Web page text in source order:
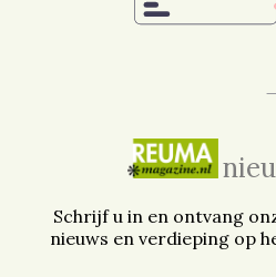
Schrijf u in en ontvang
nieuws en verdieping op